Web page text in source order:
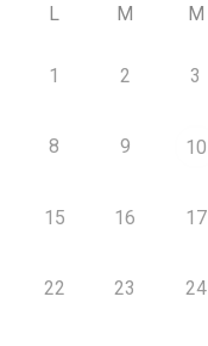
L M M
1 2 3
8 9 10
15 16 17
22 23 24